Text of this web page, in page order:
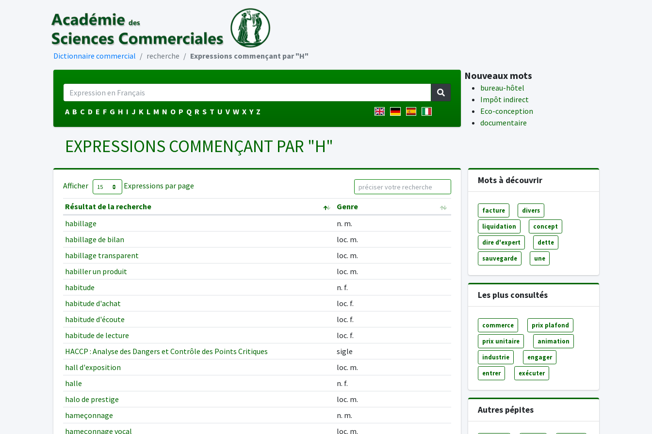
Dictionnaire commercial recherche Expressions commençant par "H"
A B C D E F G H I J K L M N O P Q R S T U V W X Y Z
Nouveaux mots
bureau-hôtel
Impôt indirect
Eco-conception
documentaire
EXPRESSIONS COMMENÇANT PAR "H"
Afficher Expressions par page
Résultat de la recherche
Genre
habillage
n. m.
habillage de bilan
loc. m.
habillage transparent
loc. m.
habiller un produit
loc. m.
habitude
n. f.
habitude d'achat
loc. f.
habitude d'écoute
loc. f.
habitude de lecture
loc. f.
HACCP : Analyse des Dangers et Contrôle des Points Critiques
sigle
hall d'exposition
loc. m.
halle
n. f.
halo de prestige
loc. m.
hameçonnage
n. m.
hameçonnage vocal
loc. m.
Mots à découvrir
facture divers
liquidation concept
dire d'expert dette
sauvegarde une
Les plus consultés
commerce prix plafond
prix unitaire animation
industrie engager
entrer exécuter
Autres pépites